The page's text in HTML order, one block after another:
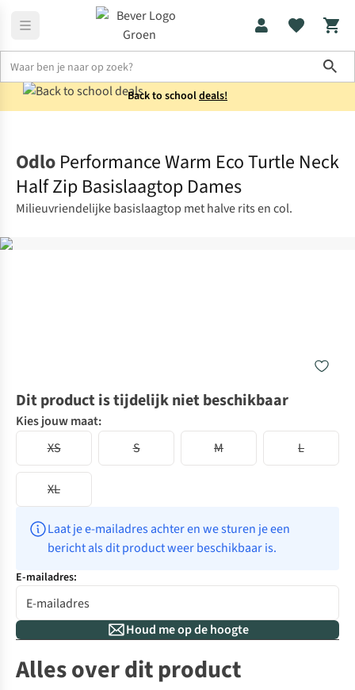
Back to schooldeals!
Odlo Performance Warm Eco Turtle Neck
Half Zip Basislaagtop Dames
Milieuvriendelijke basislaagtop met halve rits en col.
Dit product is tijdelijk niet beschikbaar
Kies jouw maat:
XS
S M L
XL
Laat je e-mailadres achter en we sturen je een
bericht als dit product weer beschikbaar is.
E-mailadres:
Houd me op de hoogte
Alles over dit product